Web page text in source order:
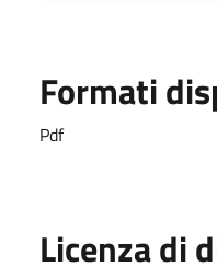
Formati
Pdf
Licenza di